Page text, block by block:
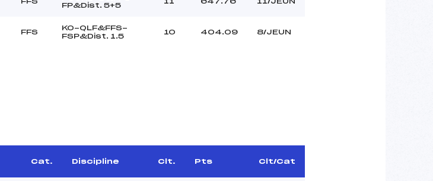
FP&Dist. 5+5
FFS
KO-QLF&FFS-
FSP&Dist. 1.5
10 404.09 8/JEUN
Cat. Discipline Clt. Pts Clt/Cat